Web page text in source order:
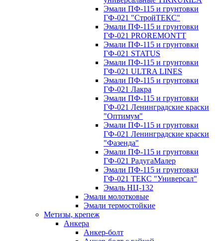
Эмали ПФ-115 и грунтовки
ГФ-021 "СтройТЕКС"
Эмали ПФ-115 и грунтовки
ГФ-021 PROREMONTT
Эмали ПФ-115 и грунтовки
ГФ-021 STATUS
Эмали ПФ-115 и грунтовки
ГФ-021 ULTRA LINES
Эмали ПФ-115 и грунтовки
ГФ-021 Лакра
Эмали ПФ-115 и грунтовки
ГФ-021 Ленинградские краски
"Оптимум"
Эмали ПФ-115 и грунтовки
ГФ-021 Ленинградские краски
"Фазенда"
Эмали ПФ-115 и грунтовки
ГФ-021 РадугаМалер
Эмали ПФ-115 и грунтовки
ГФ-021 ТЕКС "Универсал"
Эмаль НЦ-132
Эмали молотковые
Эмали термостойкие
Метизы, крепеж
Анкера
Анкер-болт